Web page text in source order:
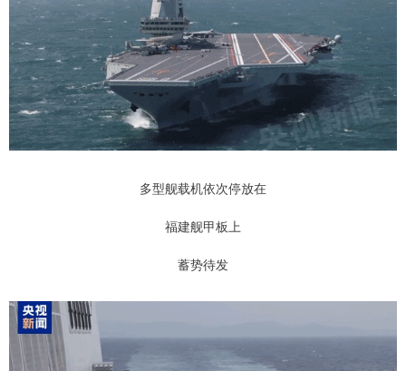
多型舰载机依次停放在
福建舰甲板上
蓄势待发